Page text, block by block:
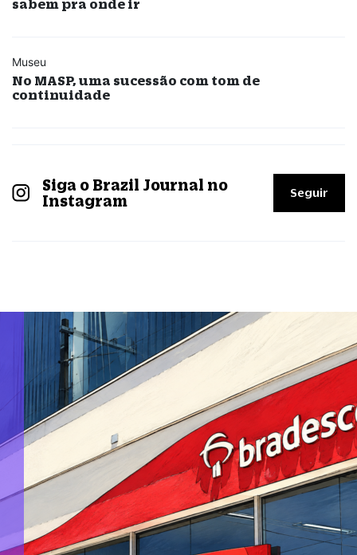
sabem pra onde ir
Museu
No MASP, uma sucessão com tom de
continuidade
Siga o Brazil Journal no
Instagram
Seguir